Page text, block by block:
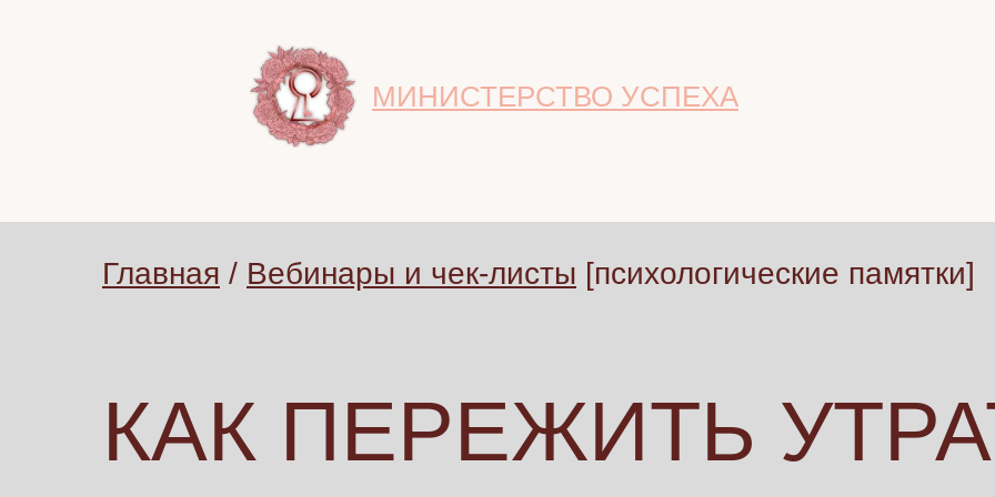
МИНИСТЕРСТВО УСПЕХА
КАК ПЕРЕЖИТЬ
Главная / Вебинары и чек-листы [психологические памятки]